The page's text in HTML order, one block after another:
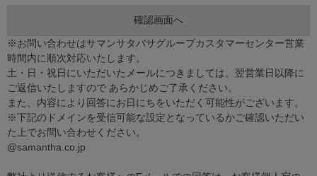
※お問い合わせはサマンサタバサグループカスタマーセンター営業
時間内に順次対応いたします。
土・日・祝日にいただいたメールにつきましては、翌営業日以降に
ご返信いたしますので あらかじめご了承ください。
また、内容により回答にお日にちをいただく可能性がございます。
※下記のドメインを受信可能な設定となっているかご確認いただい
た上でお問い合わせください。
@samantha.co.jp